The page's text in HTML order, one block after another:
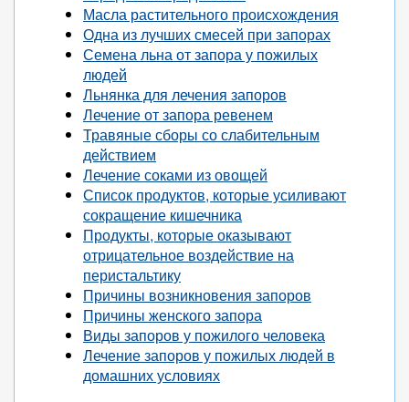
Масла растительного происхождения
Одна из лучших смесей при запорах
Семена льна от запора у пожилых
людей
Льнянка для лечения запоров
Лечение от запора ревенем
Травяные сборы со слабительным
действием
Лечение соками из овощей
Список продуктов, которые усиливают
сокращение кишечника
Продукты, которые оказывают
отрицательное воздействие на
перистальтику
Причины возникновения запоров
Причины женского запора
Виды запоров у пожилого человека
Лечение запоров у пожилых людей в
домашних условиях